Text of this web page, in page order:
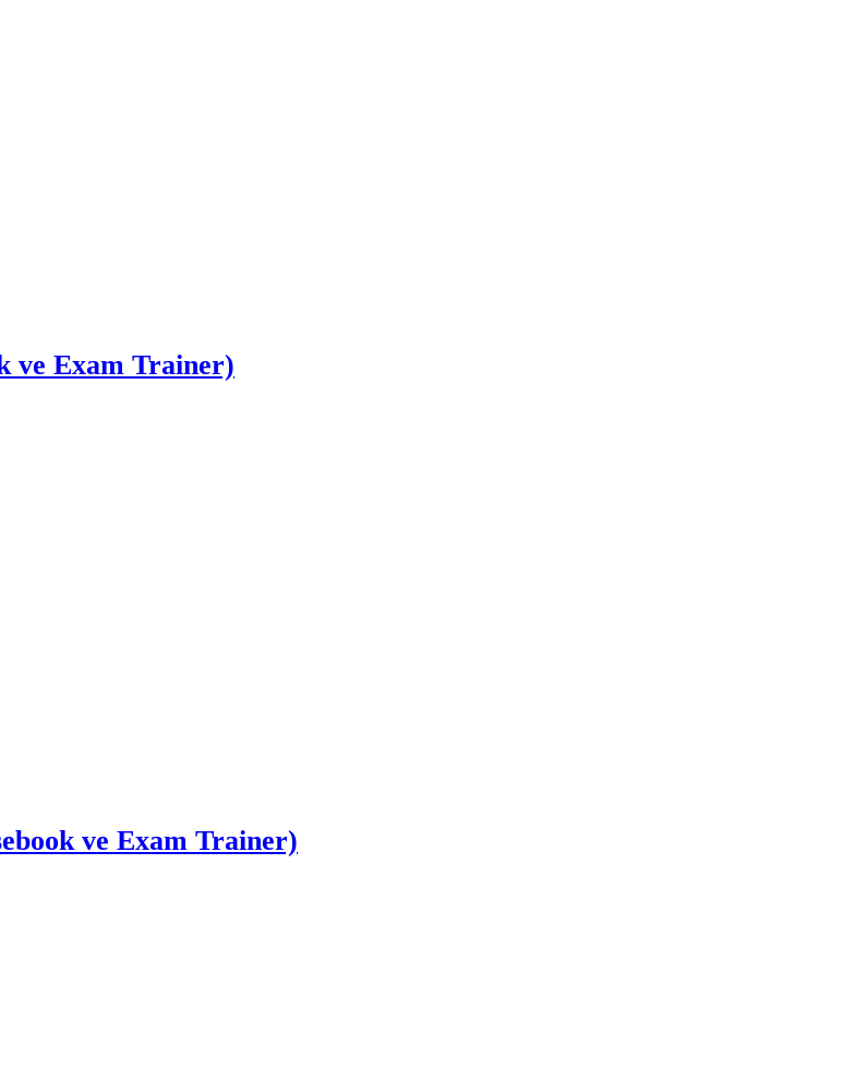
ve Exam Trainer)
ve Exam Trainer)